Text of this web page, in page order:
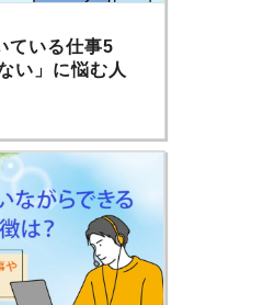
ている仕事5
い」に悩む人